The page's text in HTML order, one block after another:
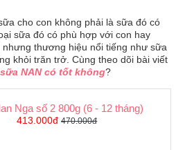
cho con không phải là sữa đó có
sữa đó có phù hợp với con hay
thương hiệu nổi tiếng như sữa
khỏi trăn trở. Cùng theo dõi bài viết
sữa NAN có tốt không?
Nga số 2 800g (6 - 12 tháng)
413.000đ470.000đ